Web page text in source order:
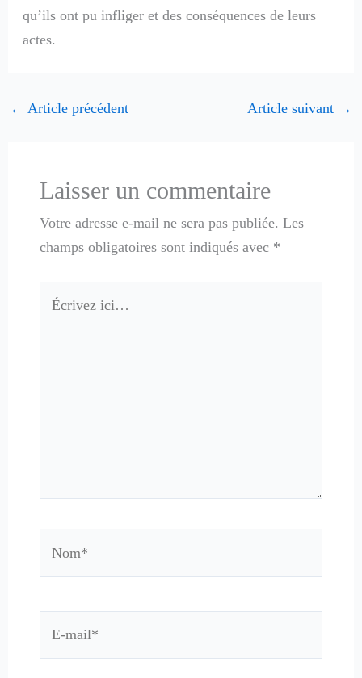
qu’ils ont pu infliger et des conséquences de leurs
actes.
← Article précédent Article suivant →
Laisser un commentaire
Votre adresse e-mail ne sera pas publiée. Les
champs obligatoires sont indiqués avec *